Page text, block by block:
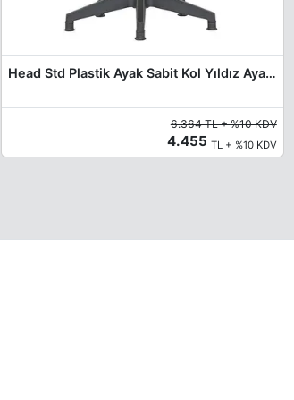
Head Std Plastik Ayak Sabit Kol Yıldız Ayak Misafir Koltuğu
6.364 TL + %10 KDV
4.455 TL + %10 KDV